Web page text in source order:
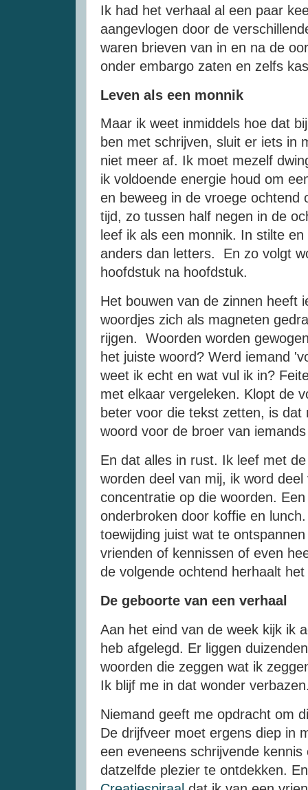
Ik had het verhaal al een paar
aangevlogen door de
waren brieven van in en na de
onder embargo zaten en zelfs
Leven als een monnik
Maar ik weet inmiddels hoe dat
ben met schrijven, sluit er iets in
niet meer af. Ik moet mezelf
ik voldoende energie houd om
en beweeg in de vroege ochtend
tijd, zo tussen half negen in de
leef ik als een monnik. In stilte
anders dan letters. En zo volgt
hoofdstuk na hoofdstuk.
Het bouwen van de zinnen heeft
woordjes zich als magneten
rijgen. Woorden worden
het juiste woord? Werd iemand
weet ik echt en wat vul ik in?
met elkaar vergeleken. Klopt de
beter voor die tekst zetten, is
woord voor de broer van
En dat alles in rust. Ik leef met
worden deel van mij, ik word
concentratie op die woorden.
onderbroken door koffie en
toewijding juist wat te
vrienden of kennissen of even
de volgende ochtend herhaalt
De geboorte van een verhaal
Aan het eind van de week kijk ik
heb afgelegd. Er liggen
woorden die zeggen wat ik
Ik blijf me in dat wonder
Niemand geeft me opdracht om
De drijfveer moet ergens diep in
een eveneens schrijvende
datzelfde plezier te ontdekken.